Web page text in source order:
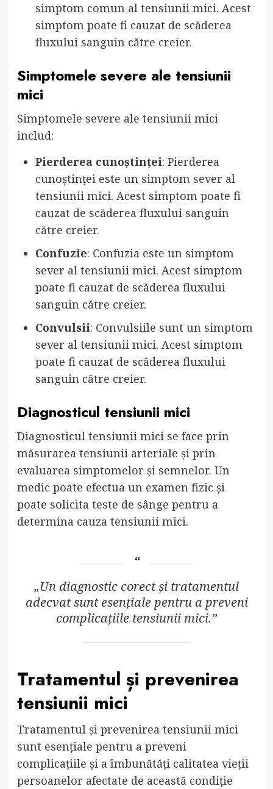
simptom comun al tensiunii mici. Acest
simptom poate fi cauzat de scăderea
fluxului sanguin către creier.
Simptomele severe ale tensiunii
mici
Simptomele severe ale tensiunii mici
includ:
Pierderea cunoștinței: Pierderea
cunoștinței este un simptom sever al
tensiunii mici. Acest simptom poate fi
cauzat de scăderea fluxului sanguin
către creier.
Confuzie: Confuzia este un simptom
sever al tensiunii mici. Acest simptom
poate fi cauzat de scăderea fluxului
sanguin către creier.
Convulsii: Convulsiile sunt un simptom
sever al tensiunii mici. Acest simptom
poate fi cauzat de scăderea fluxului
sanguin către creier.
Diagnosticul tensiunii mici
Diagnosticul tensiunii mici se face prin
măsurarea tensiunii arteriale și prin
evaluarea simptomelor și semnelor. Un
medic poate efectua un examen fizic și
poate solicita teste de sânge pentru a
determina cauza tensiunii mici.
„Un diagnostic corect și tratamentul
adecvat sunt esențiale pentru a preveni
complicațiile tensiunii mici.”
Tratamentul și prevenirea
tensiunii mici
Tratamentul și prevenirea tensiunii mici
sunt esențiale pentru a preveni
complicațiile și a îmbunătăți calitatea vieții
persoanelor afectate de această condiție